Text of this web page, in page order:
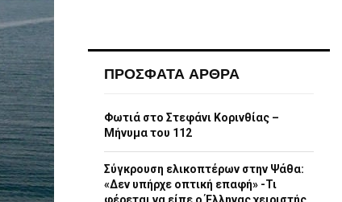
ΠΡΟΣΦΑΤΑ ΑΡΘΡΑ
Φωτιά στο Στεφάνι Κορινθίας –
Μήνυμα του 112
Σύγκρουση ελικοπτέρων στην Ψάθα:
«Δεν υπήρχε οπτική επαφή» -Τι